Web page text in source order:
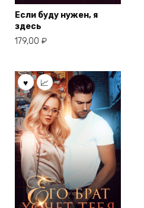
Если буду нужен, я
здесь
179,00 ₽